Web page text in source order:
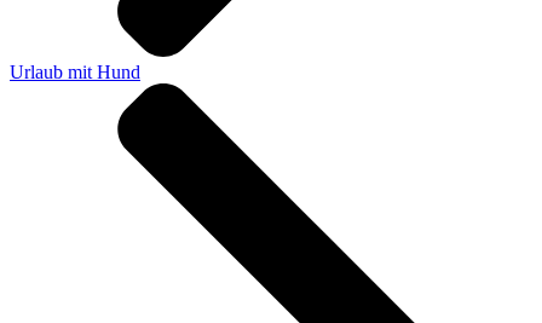
Urlaub mit Hund